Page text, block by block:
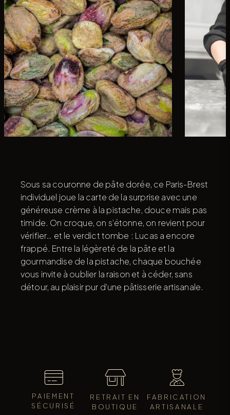
Sous sa couronne de pâte dorée, ce Paris-Brest
individuel joue la carte de la surprise avec une
généreuse crème à la pistache, douce mais pas
timide. On croque, on s’étonne, on revient pour
vérifier… et le verdict tombe : Lucas a encore
frappé. Entre la légèreté de la pâte et la
gourmandise de la pistache, chaque bouchée
vous invite à oublier la raison et à céder, sans
détour, au plaisir pur d’une pâtisserie artisanale.
PAIEMENT
SÉCURISÉ
RETRAIT EN
BOUTIQUE
FABRICATION
ARTISANALE